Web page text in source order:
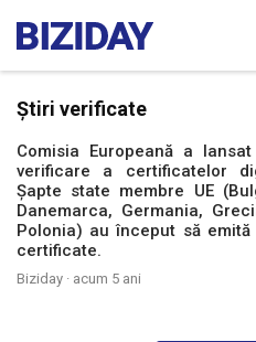
Știri verificate
Comisia Europeană a
verificare a certificatelor
Șapte state membre UE
Danemarca, Germania,
Polonia) au început să
certificate.
Biziday · acum 5 ani